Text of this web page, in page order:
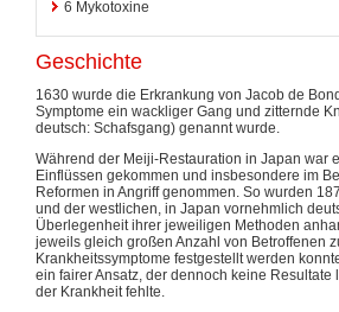
6 Mykotoxine
Geschichte
1630 wurde die Erkrankung von Jacob de
Symptome ein wackliger Gang und zitternde
deutsch: Schafsgang) genannt wurde.
Während der Meiji-Restauration in Japan war
Einflüssen gekommen und insbesondere im
Reformen in Angriff genommen. So wurden
und der westlichen, in Japan vornehmlich
Überlegenheit ihrer jeweiligen Methoden
jeweils gleich großen Anzahl von Betroffenen
Krankheitssymptome festgestellt werden
ein fairer Ansatz, der dennoch keine
der Krankheit fehlte.